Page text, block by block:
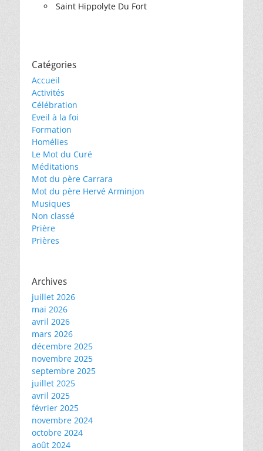
Saint Hippolyte Du Fort
Catégories
Accueil
Activités
Célébration
Eveil à la foi
Formation
Homélies
Le Mot du Curé
Méditations
Mot du père Carrara
Mot du père Hervé Arminjon
Musiques
Non classé
Prière
Prières
Archives
juillet 2026
mai 2026
avril 2026
mars 2026
décembre 2025
novembre 2025
septembre 2025
juillet 2025
avril 2025
février 2025
novembre 2024
octobre 2024
août 2024